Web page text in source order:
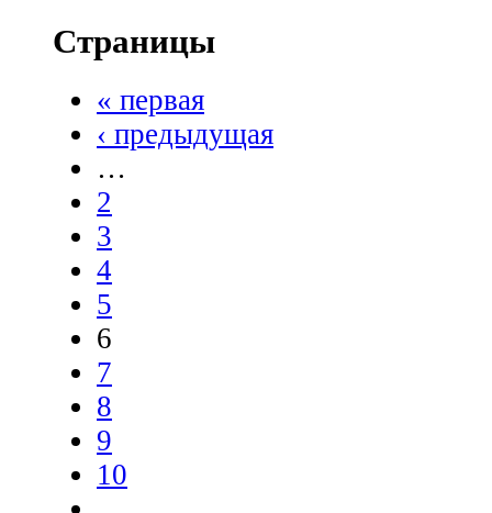
Страницы
« первая
‹ предыдущая
…
2
3
4
5
6
7
8
9
10